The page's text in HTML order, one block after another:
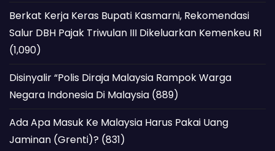
Berkat Kerja Keras Bupati Kasmarni, Rekomendasi
Salur DBH Pajak Triwulan III Dikeluarkan Kemenkeu RI
(1,090)
Disinyalir “Polis Diraja Malaysia Rampok Warga
Negara Indonesia Di Malaysia (889)
Ada Apa Masuk Ke Malaysia Harus Pakai Uang
Jaminan (Grenti)? (831)